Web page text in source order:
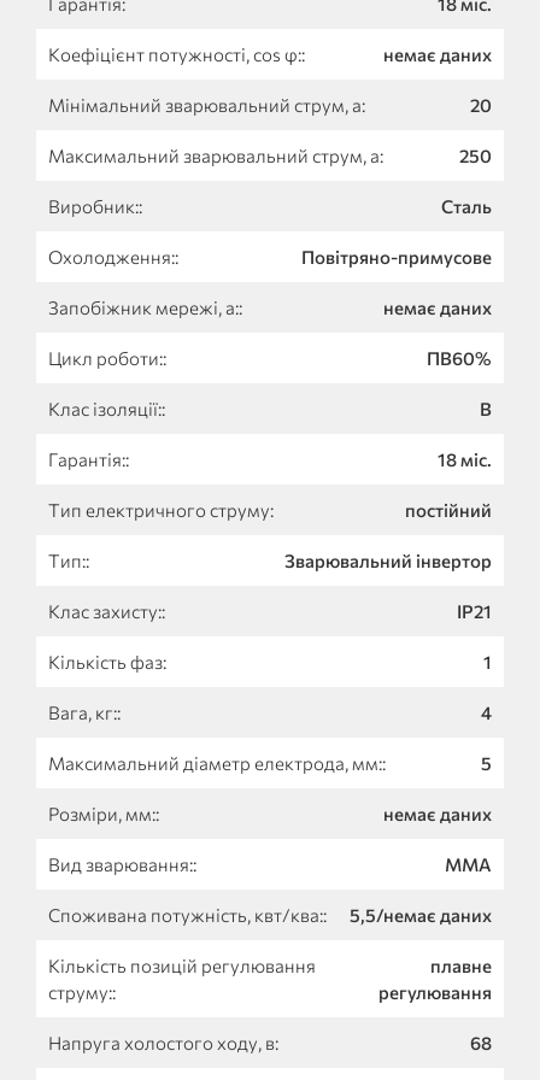
Коефіцієнт потужності, cos φ:: немає даних
Мінімальний зварювальний струм, а: 20
Максимальний зварювальний струм, а: 250
Виробник:: Сталь
Охолодження:: Повітряно-примусове
Запобіжник мережі, а:: немає даних
Цикл роботи:: ПВ60%
Клас ізоляції:: B
Гарантія:: 18 міс.
Тип електричного струму: постійний
Тип:: Зварювальний інвертор
Клас захисту:: IP21
Кількість фаз: 1
Вага, кг:: 4
Максимальний діаметр електрода, мм:: 5
Розміри, мм:: немає даних
Вид зварювання:: MMA
Споживана потужність, квт/ква:: 5,5/немає даних
Кількість позицій регулювання
струму::
плавне
регулювання
Напруга холостого ходу, в: 68